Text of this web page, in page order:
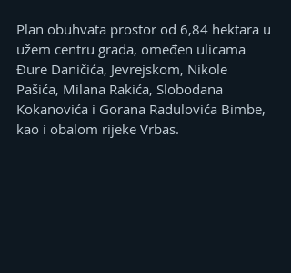
Plan obuhvata prostor od 6,84 hektara u
užem centru grada, omeđen ulicama
Đure Daničića, Jevrejskom, Nikole
Pašića, Milana Rakića, Slobodana
Kokanovića i Gorana Radulovića Bimbe,
kao i obalom rijeke Vrbas.